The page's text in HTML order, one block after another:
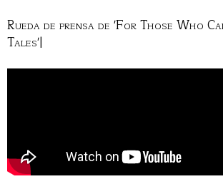
Rueda de prensa de 'For Those Who
Tales'|